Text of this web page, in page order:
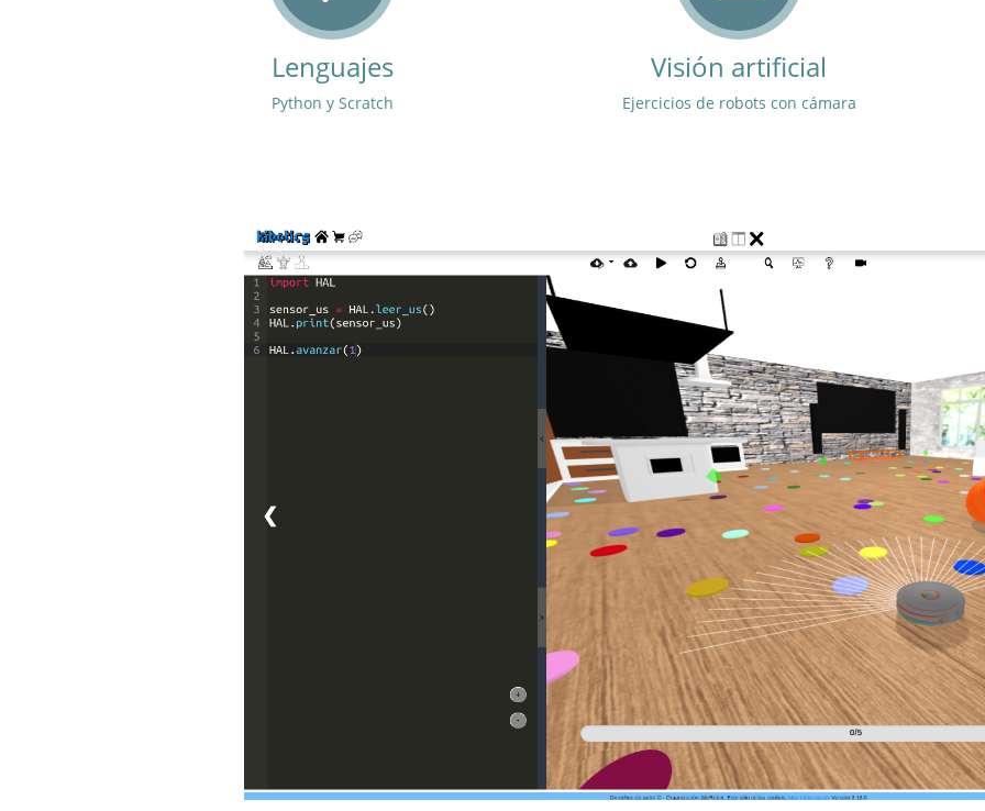
Lenguajes
Python y Scratch
Visión artificial
Ejercicios de robots con cámara
1 / 3
JUEGOS
Diviértete programando diferentes robots y escenarios, compite
usuarios y con oponentes automáticos